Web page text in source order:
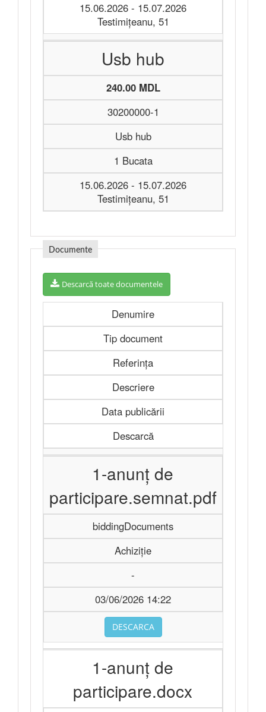
15.06.2026 - 15.07.2026
Testimițeanu, 51
Usb hub
240.00 MDL
30200000-1
Usb hub
1 Bucata
15.06.2026 - 15.07.2026
Testimițeanu, 51
Documente
Descarcă toate documentele
Denumire
Tip document
Referința
Descriere
Data publicării
Descarcă
1-anunț de
participare.semnat.pdf
biddingDocuments
Achiziție
-
03/06/2026 14:22
DESCARCA
1-anunț de
participare.docx